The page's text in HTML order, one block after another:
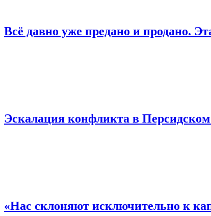
Всё давно уже предано и продано.
Эскалация конфликта в
«Нас склоняют исключительно к